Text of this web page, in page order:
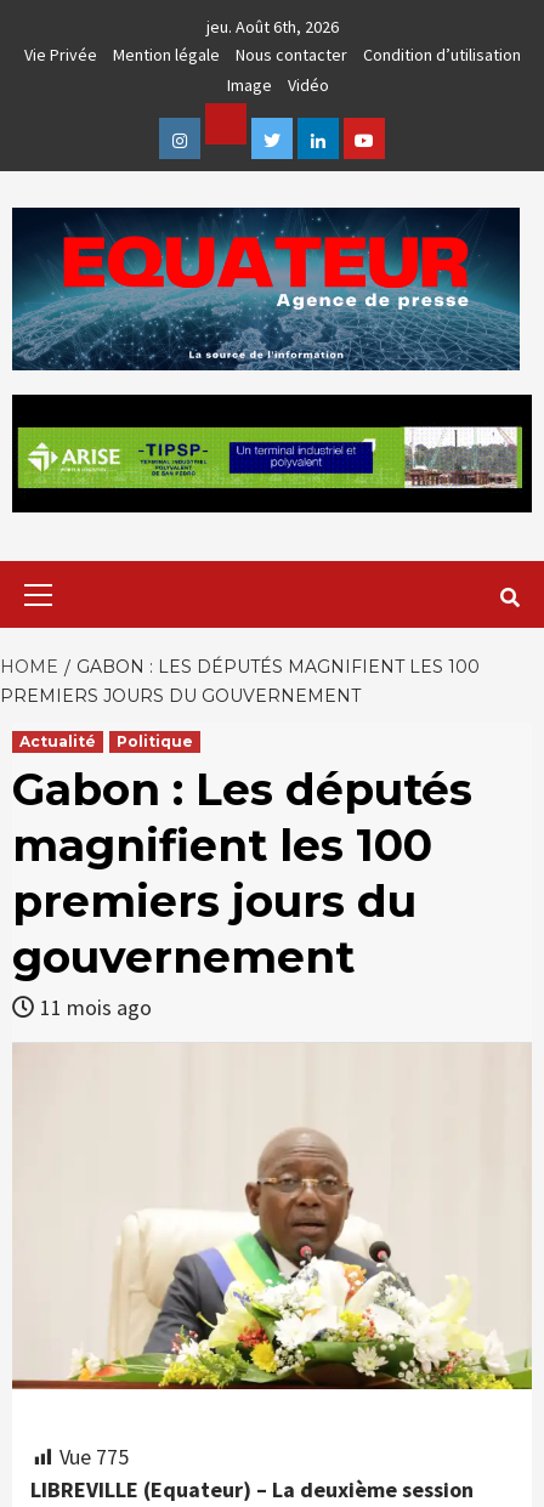
jeu. Août 6th, 2026
Vie Privée
Mention légale Nous contacter
Condition d’utilisation
Image
Vidéo
Instagram
Facebook
TwitterLinkedinYoutube
EQUATEUR
HOME
GABON : LES DÉPUTÉS MAGNIFIENT LES 100
PREMIERS JOURS DU GOUVERNEMENT
Actualité Politique
Gabon : Les députés
magnifient les 100
premiers jours du
gouvernement
11 mois ago
Vue 775
LIBREVILLE (Equateur) – La deuxième session